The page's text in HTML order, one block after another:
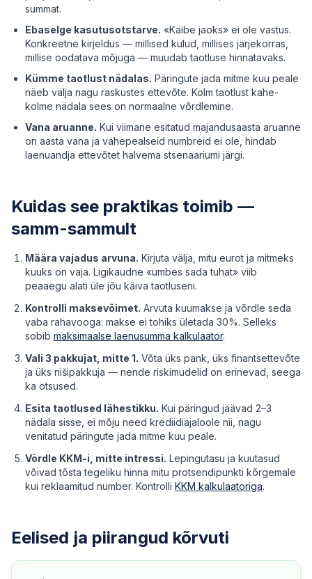
summat.
Ebaselge kasutusotstarve. «Käibe jaoks» ei ole vastus.
Konkreetne kirjeldus — millised kulud, millises järjekorras,
millise oodatava mõjuga — muudab taotluse hinnatavaks.
Kümme taotlust nädalas. Päringute jada mitme kuu peale
näeb välja nagu raskustes ettevõte. Kolm taotlust kahe-
kolme nädala sees on normaalne võrdlemine.
Vana aruanne. Kui viimane esitatud majandusaasta aruanne
on aasta vana ja vahepealseid numbreid ei ole, hindab
laenuandja ettevõtet halvema stsenaariumi järgi.
Kuidas see praktikas toimib —
samm-sammult
Määra vajadus arvuna. Kirjuta välja, mitu eurot ja mitmeks
kuuks on vaja. Ligikaudne «umbes sada tuhat» viib
peaaegu alati üle jõu käiva taotluseni.
Kontrolli maksevõimet. Arvuta kuumakse ja võrdle seda
vaba rahavooga: makse ei tohiks ületada 30%. Selleks
sobib maksimaalse laenusumma kalkulaator.
Vali 3 pakkujat, mitte 1. Võta üks pank, üks finantsettevõte
ja üks nišipakkuja — nende riskimudelid on erinevad, seega
ka otsused.
Esita taotlused lähestikku. Kui päringud jäävad 2–3
nädala sisse, ei mõju need krediidiajaloole nii, nagu
venitatud päringute jada mitme kuu peale.
Võrdle KKM-i, mitte intressi. Lepingutasu ja kuutasud
võivad tõsta tegeliku hinna mitu protsendipunkti kõrgemale
kui reklaamitud number. Kontrolli KKM kalkulaatoriga.
Eelised ja piirangud kõrvuti